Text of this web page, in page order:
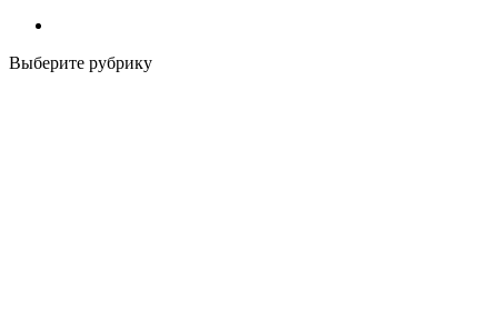
Выберите рубрику